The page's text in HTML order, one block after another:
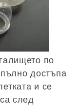
по
достъпа
и се
след